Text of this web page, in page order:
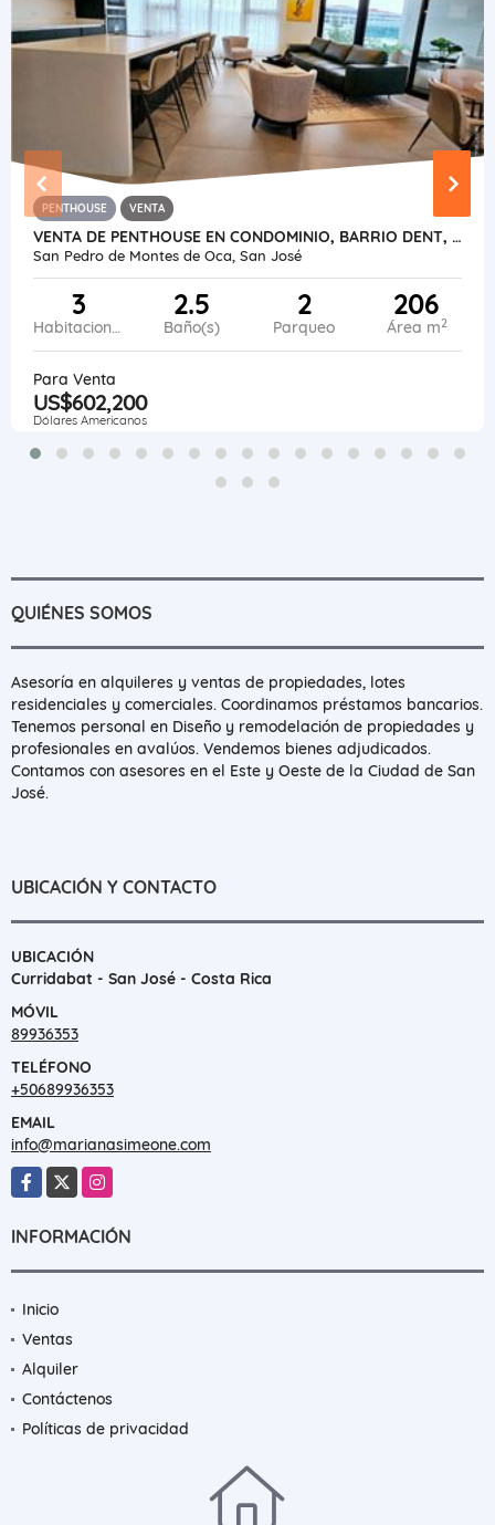
PENTHOUSE VENTA
VENTA DE PENTHOUSE EN CONDOMINIO, BARRIO DENT, SAN PEDRO
San Pedro de Montes de Oca, San José
3
Habitaciones
2.5
Baño(s)
2
Parqueo
206
Área m2
Para Venta
US$602,200
Dólares Americanos
QUIÉNES SOMOS
Asesoría en alquileres y ventas de propiedades, lotes
residenciales y comerciales. Coordinamos préstamos bancarios.
Tenemos personal en Diseño y remodelación de propiedades y
profesionales en avalúos. Vendemos bienes adjudicados.
Contamos con asesores en el Este y Oeste de la Ciudad de San
José.
UBICACIÓN Y CONTACTO
UBICACIÓN
Curridabat - San José - Costa Rica
MÓVIL
89936353
TELÉFONO
+50689936353
EMAIL
info@marianasimeone.com
Facebook
X Instagram
INFORMACIÓN
Inicio
Ventas
Alquiler
Contáctenos
Políticas de privacidad